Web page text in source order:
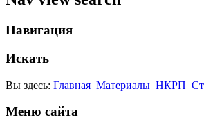
Навигация
Искать
Вы здесь: Главная Материалы НКРП
Меню сайта